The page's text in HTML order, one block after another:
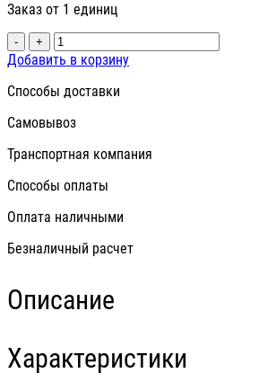
Заказ от 1 единиц
- +
Добавить в корзину
Способы доставки
Самовывоз
Транспортная компания
Способы оплаты
Оплата наличными
Безналичный расчет
Описание
Характеристики